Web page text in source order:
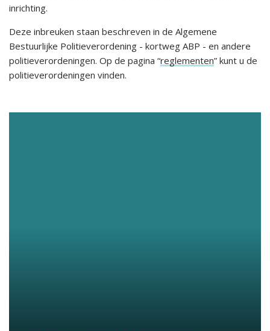
inrichting.
Deze inbreuken staan beschreven in de Algemene
Bestuurlijke Politieverordening - kortweg ABP - en andere
politieverordeningen. Op de pagina “reglementen” kunt u de
politieverordeningen vinden.